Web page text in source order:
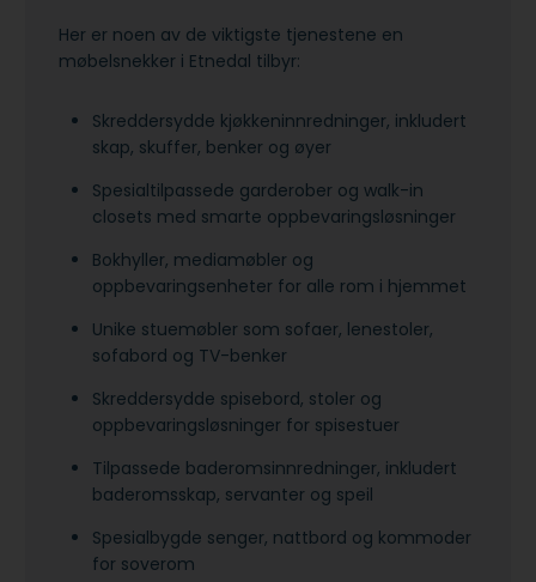
Her er noen av de viktigste tjenestene en
møbelsnekker i Etnedal tilbyr:
Skreddersydde kjøkkeninnredninger, inkludert
skap, skuffer, benker og øyer
Spesialtilpassede garderober og walk-in
closets med smarte oppbevaringsløsninger
Bokhyller, mediamøbler og
oppbevaringsenheter for alle rom i hjemmet
Unike stuemøbler som sofaer, lenestoler,
sofabord og TV-benker
Skreddersydde spisebord, stoler og
oppbevaringsløsninger for spisestuer
Tilpassede baderomsinnredninger, inkludert
baderomsskap, servanter og speil
Spesialbygde senger, nattbord og kommoder
for soverom